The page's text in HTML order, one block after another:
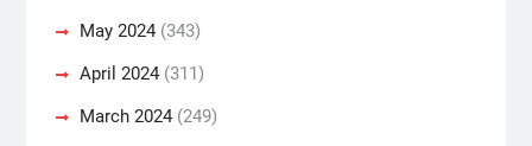
May 2024(343)
April 2024(311)
March 2024(249)